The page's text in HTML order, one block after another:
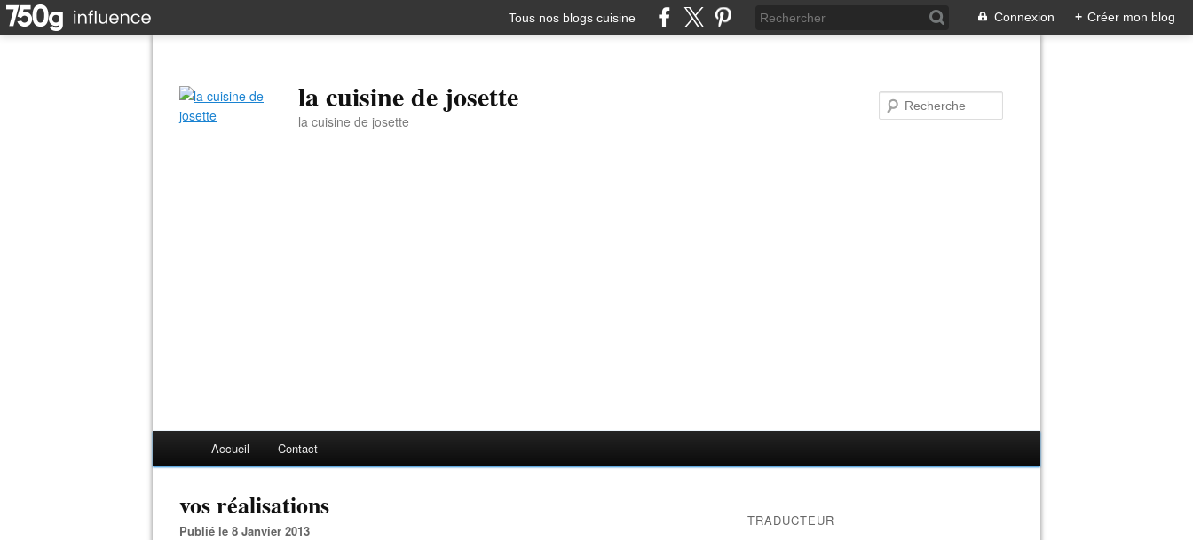
Tous nos blogs cuisine Connexion + Créer mon blog
la cuisine de josette
la cuisine de josette
Accueil Contact
vos réalisations
Publié le 8 Janvier 2013
TRADUCTEUR